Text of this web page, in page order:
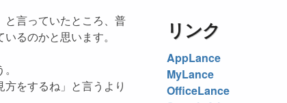
と言っていたところ、普
るのかと思います。
をするね」と言うより
リンク
AppLance
MyLance
OfficeLance